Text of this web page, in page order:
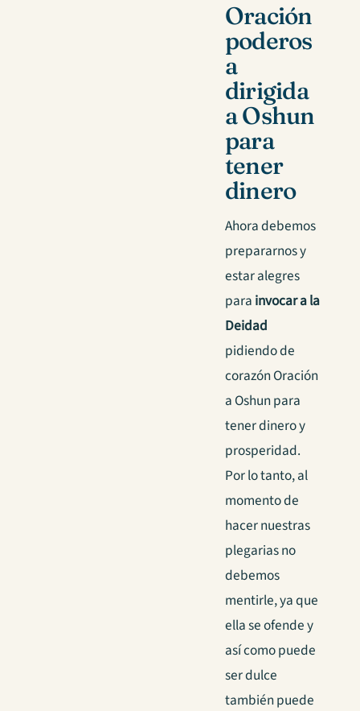
Oración
poderos
a
dirigida
a Oshun
para
tener
dinero
Ahora debemos
prepararnos y
estar alegres
para invocar a la
Deidad
pidiendo de
corazón Oración
a Oshun para
tener dinero y
prosperidad.
Por lo tanto, al
momento de
hacer nuestras
plegarias no
debemos
mentirle, ya que
ella se ofende y
así como puede
ser dulce
también puede